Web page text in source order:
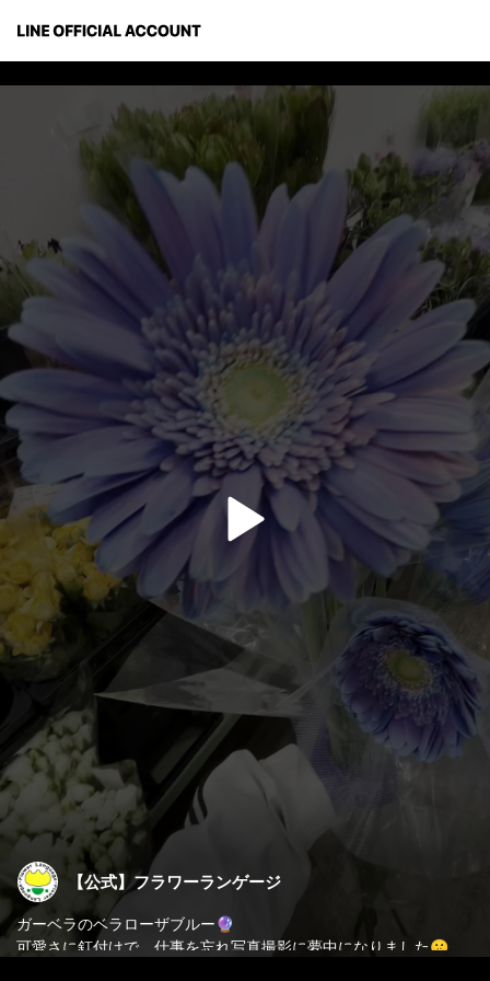
【公式】フラワーランゲージ
ガーベラのベラローザブルー🔮
可愛さに釘付けで、仕事を忘れ写真撮影に夢中になりました🤫